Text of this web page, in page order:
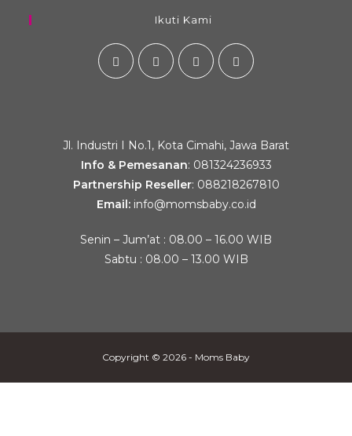
Ikuti Kami
Jl. Industri I No.1, Kota Cimahi, Jawa Barat
Info & Pemesanan: 081324236933
Partnership Reseller: 088218267810
Email: info@momsbaby.co.id
Senin – Jum’at : 08.00 – 16.00 WIB
Sabtu : 08.00 – 13.00 WIB
Copyright © 2026 - Moms Baby